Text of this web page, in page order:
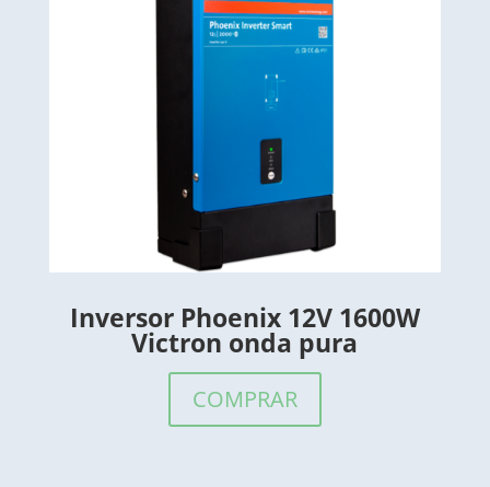
Inversor Phoenix 12V 1600W
Victron onda pura
COMPRAR